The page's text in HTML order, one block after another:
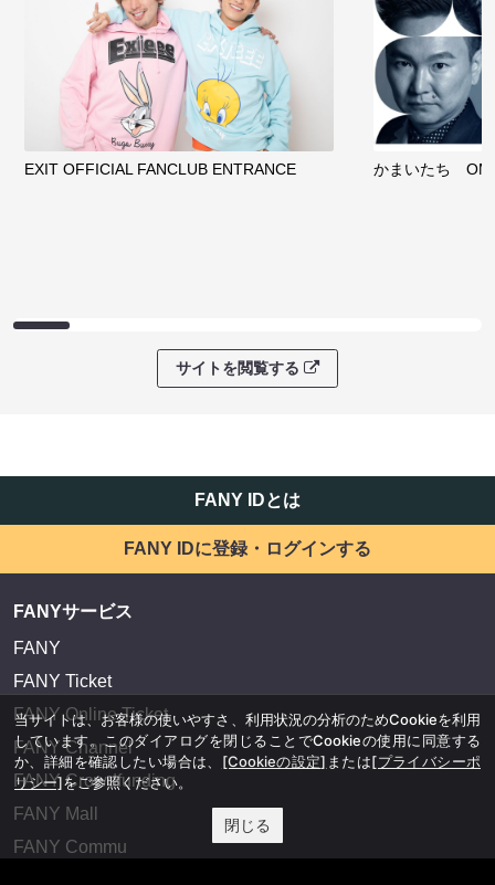
EXIT OFFICIAL FANCLUB ENTRANCE かまいたち
サイトを閲覧する
FANY IDとは
FANY IDに登録・ログインする
FANYサービス
FANY
FANY Ticket
FANY Online Ticket
FANY Channel
FANY Crowdfunding
FANY Mall
FANY Commu
当サイトは、お客様の使いやすさ、利用状況の分析のためCookieを利用
しています。このダイアログを閉じることでCookieの使用に同意する
か、詳細を確認したい場合は、 [Cookieの設定] または[プライバシーポ
リシー]をご参照ください。
閉じる